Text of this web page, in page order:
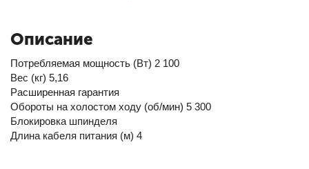
Описание
Потребляемая мощность (Вт) 2 100
Вес (кг) 5,16
Расширенная гарантия
Обороты на холостом ходу (об/мин) 5 300
Блокировка шпинделя
Длина кабеля питания (м) 4